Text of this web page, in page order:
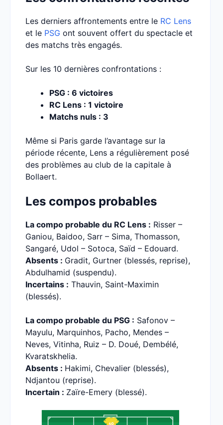
Les derniers affrontements entre le RC Lens
et le PSG ont souvent offert du spectacle et
des matchs très engagés.
Sur les 10 dernières confrontations :
PSG : 6 victoires
RC Lens : 1 victoire
Matchs nuls : 3
Même si Paris garde l’avantage sur la
période récente, Lens a régulièrement posé
des problèmes au club de la capitale à
Bollaert.
Les compos probables
La compo probable du RC Lens : Risser –
Ganiou, Baidoo, Sarr – Sima, Thomasson,
Sangaré, Udol – Sotoca, Saïd – Edouard.
Absents : Gradit, Gurtner (blessés, reprise),
Abdulhamid (suspendu).
Incertains : Thauvin, Saint-Maximin
(blessés).
La compo probable du PSG : Safonov –
Mayulu, Marquinhos, Pacho, Mendes –
Neves, Vitinha, Ruiz – D. Doué, Dembélé,
Kvaratskhelia.
Absents : Hakimi, Chevalier (blessés),
Ndjantou (reprise).
Incertain : Zaïre-Emery (blessé).